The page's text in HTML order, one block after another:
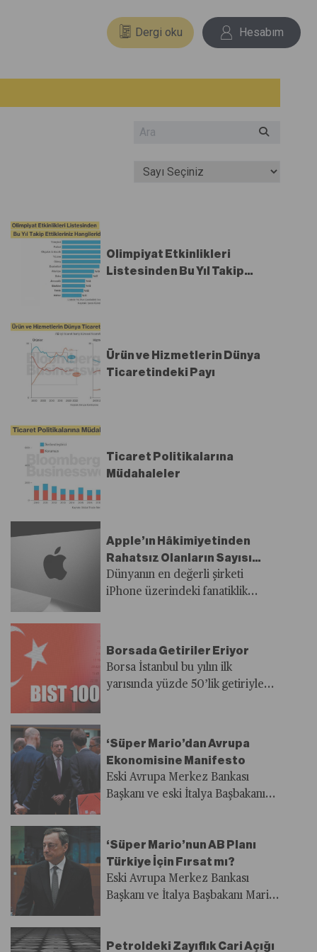
Dergi oku Hesabım
Olimpiyat Etkinlikleri
Listesinden Bu Yıl Takip
Ürün ve Hizmetlerin Dünya
Ticaretindeki Payı
Ticaret Politikalarına
Müdahaleler
Apple’ın Hâkimiyetinden
Rahatsız Olanların Sayısı
Artıyor
Dünyanın en değerli şirketi
iPhone üzerindeki fanatiklik
Borsada Getiriler Eriyor
Borsa İstanbul bu yılın ilk
yarısında yüzde 50’lik getiriyle
BIST 100 endeksi ilk altı aydaki
kazançların neredeyse yarısını
geri verdi.
‘Süper Mario’dan Avrupa
Ekonomisine Manifesto
Eski Avrupa Merkez Bankası
Başkanı ve eski İtalya Başbakanı
konusunda kapsamlı bir rapor
hazırladı. Raporda, AB’nin
GSYH’sinin yüzde 5’ine denk
gelen yıllık 800 milyar euro ilave
nereden ve nasıl bulacak?
‘Süper Mario’nun AB Planı
Türkiye İçin Fırsat mı?
Eski Avrupa Merkez Bankası
Başkanı ve İtalya Başbakanı Mario
hamleleri uzmanlara göre Türkiye
Petroldeki Zayıflık Cari Açığı